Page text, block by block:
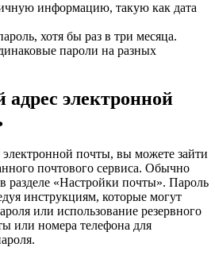
информацию, такую как дата
хотя бы раз в три месяца.
пароли на разных
адрес электронной
электронной почты, вы можете зайти
почтового сервиса. Обычно
разделе «Настройки почты». Пароль
инструкциям, которые могут
или использование резервного
или номера телефона для